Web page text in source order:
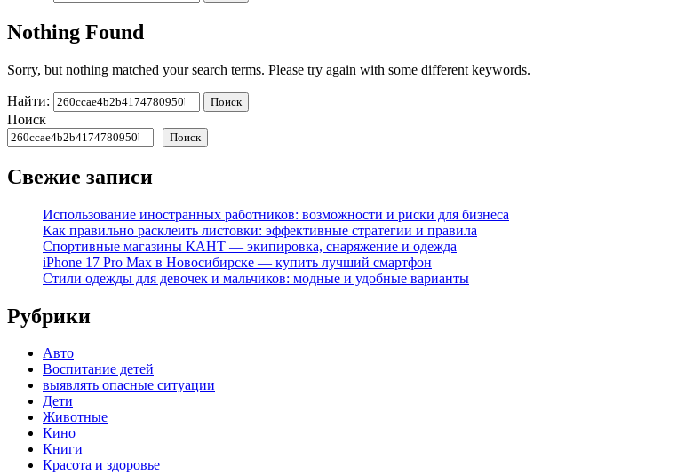
Nothing Found
Sorry, but nothing matched your search terms. Please try again with some different keywords.
Найти:
Поиск
Поиск
Свежие записи
Использование иностранных работников: возможности и риски для бизнеса
Как правильно расклеить листовки: эффективные стратегии и правила
Спортивные магазины КАНТ — экипировка, снаряжение и одежда
iPhone 17 Pro Max в Новосибирске — купить лучший смартфон
Стили одежды для девочек и мальчиков: модные и удобные варианты
Рубрики
Авто
Воспитание детей
выявлять опасные ситуации
Дети
Животные
Кино
Книги
Красота и здоровье